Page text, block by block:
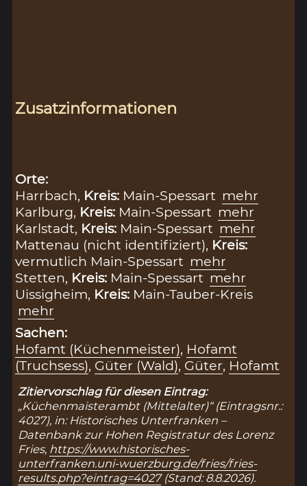
Zusatzinformationen
Orte:
Harrbach, Kreis: Main-Spessart mehr
Karlburg, Kreis: Main-Spessart mehr
Karlstadt, Kreis: Main-Spessart mehr
Mattenau (nicht identifiziert), Kreis:
vermutlich Main-Spessart mehr
Stetten, Kreis: Main-Spessart mehr
Uissigheim, Kreis: Main-Tauber-Kreis
mehr
Sachen:
Hofamt (Küchenmeister), Hofamt
(Truchsess), Güter (Wald), Güter, Hofamt
Zitiervorschlag für diesen Eintrag:
„Küchenmaisterambt (Mittelalter)“ (Eintragsnr.:
4027), in: Historisches Unterfranken –
Datenbank zur Hohen Registratur des Lorenz
Fries, https://www.historisches-
unterfranken.uni-wuerzburg.de/fries/fries-
results.php?eintrag=4027(Stand: 8.8.2026).